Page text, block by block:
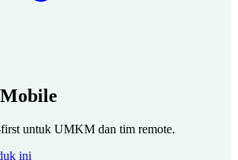
untuk UMKM dan tim remote.
ini